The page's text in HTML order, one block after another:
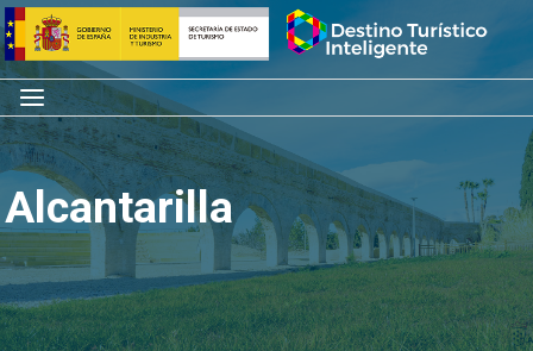
Saltar
al
contenido
Inicio
Menú
Alcantarilla